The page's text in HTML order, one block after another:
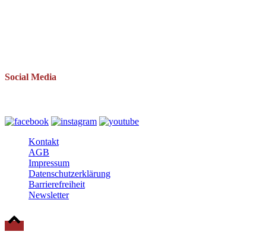
Social Media
Kontakt
AGB
Impressum
Datenschutzerklärung
Barrierefreiheit
Newsletter